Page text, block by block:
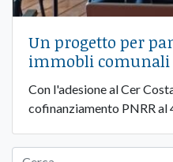
Un progetto per
immobli comunali
Con l'adesione al Cer
cofinanziamento PNRR al